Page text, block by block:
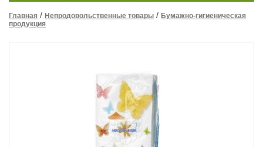
Главная / Непродовольственные товары / Бумажно-гигиеническая
продукция